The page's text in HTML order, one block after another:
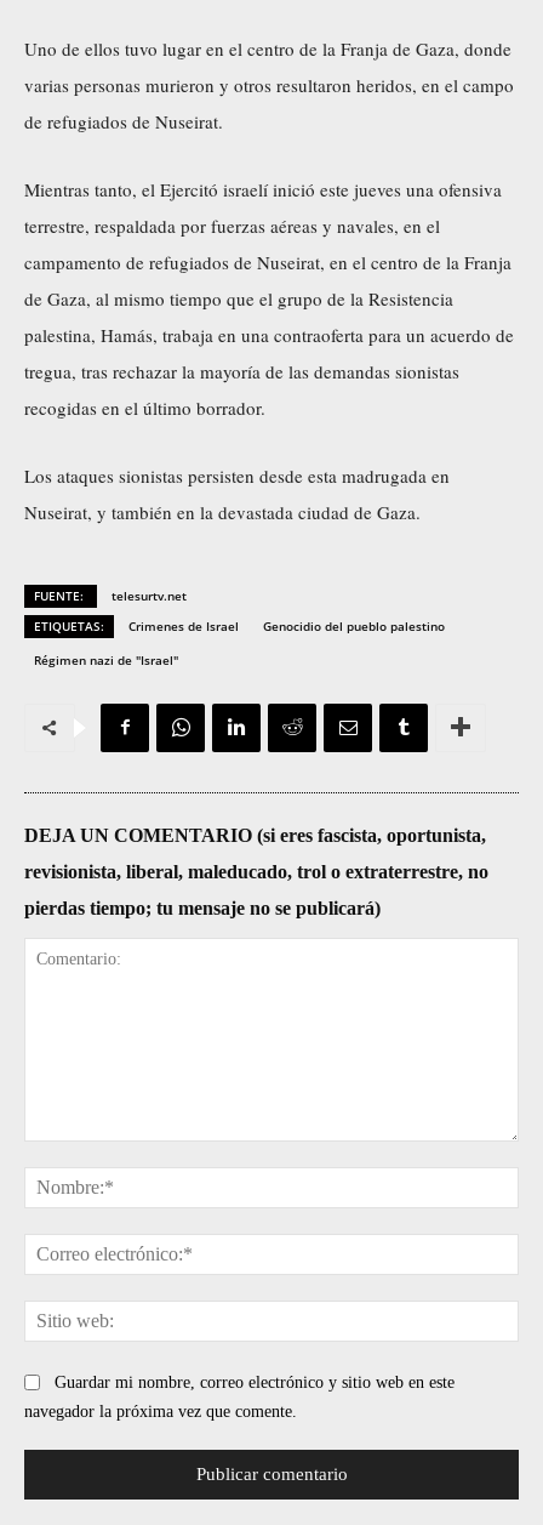
Uno de ellos tuvo lugar en el centro de la Franja de Gaza, donde
varias personas murieron y otros resultaron heridos, en el campo
de refugiados de Nuseirat.
Mientras tanto, el Ejercitó israelí inició este jueves una ofensiva
terrestre, respaldada por fuerzas aéreas y navales, en el
campamento de refugiados de Nuseirat, en el centro de la Franja
de Gaza, al mismo tiempo que el grupo de la Resistencia
palestina, Hamás, trabaja en una contraoferta para un acuerdo de
tregua, tras rechazar la mayoría de las demandas sionistas
recogidas en el último borrador.
Los ataques sionistas persisten desde esta madrugada en
Nuseirat, y también en la devastada ciudad de Gaza.
FUENTE:
telesurtv.net
ETIQUETAS:
Crimenes de Israel
Genocidio del pueblo palestino
Régimen nazi de "Israel"
DEJA UN COMENTARIO (si eres fascista, oportunista,
revisionista, liberal, maleducado, trol o extraterrestre, no
pierdas tiempo; tu mensaje no se publicará)
Guardar mi nombre, correo electrónico y sitio web en este
navegador la próxima vez que comente.